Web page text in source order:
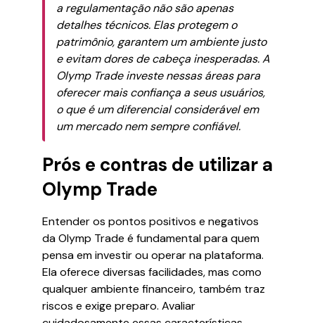
a regulamentação não são apenas
detalhes técnicos. Elas protegem o
patrimônio, garantem um ambiente justo
e evitam dores de cabeça inesperadas. A
Olymp Trade investe nessas áreas para
oferecer mais confiança a seus usuários,
o que é um diferencial considerável em
um mercado nem sempre confiável.
Prós e contras de utilizar a
Olymp Trade
Entender os pontos positivos e negativos
da Olymp Trade é fundamental para quem
pensa em investir ou operar na plataforma.
Ela oferece diversas facilidades, mas como
qualquer ambiente financeiro, também traz
riscos e exige preparo. Avaliar